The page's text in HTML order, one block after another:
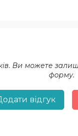
Ви можете
форму.
відгук